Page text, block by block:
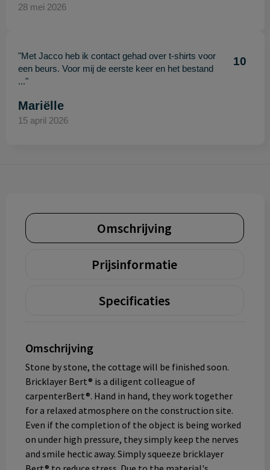
28 mei 2026
"Met Jacco heb ik contact gehad over t-shirts voor
een beurs. Voor mij de eerste keer en het bestand
..."
10
Mariëlle
15 april 2026
Omschrijving
Prijsinformatie
Specificaties
Omschrijving
Stone by stone, the cottage will be finished soon.
Bricklayer Bert® is a diligent colleague of
carpenterBert®. Hand in hand, they work together
for a relaxed atmosphere on the construction site.
Even if the completion of the object is being worked
on under high pressure, they simply keep the nerves
and smile hectic away. Simply squeeze bricklayer